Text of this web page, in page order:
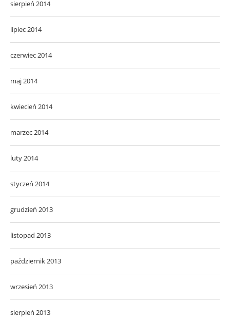
sierpień 2014
lipiec 2014
czerwiec 2014
maj 2014
kwiecień 2014
marzec 2014
luty 2014
styczeń 2014
grudzień 2013
listopad 2013
październik 2013
wrzesień 2013
sierpień 2013